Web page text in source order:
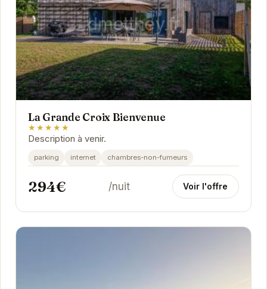
La Grande Croix Bienvenue
★★★★★
Description à venir.
parking internet chambres-non-fumeurs
294€ /nuit Voir l'offre